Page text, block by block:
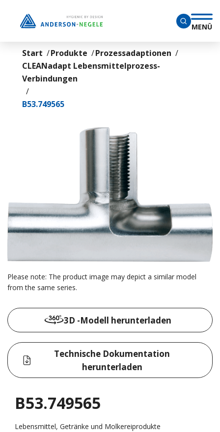
MENÜ
Start Produkte
Prozessadaptionen
CLEANadapt Lebensmittelprozess-
Verbindungen
B53.749565
Please note: The product image may depict a similar model
from the same series.
3D -Modell herunterladen
Technische Dokumentation
herunterladen
B53.749565
Lebensmittel, Getränke und Molkereiprodukte